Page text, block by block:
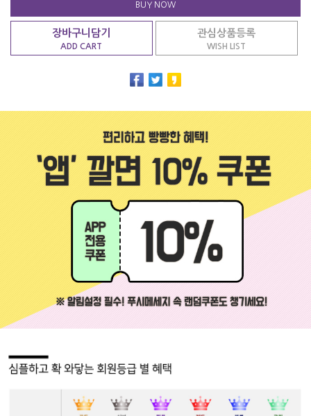
BUY NOW
장바구니담기
ADD CART
관심상품등록
WISH LIST